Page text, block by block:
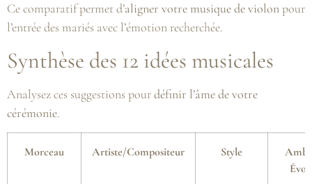
Ce comparatif permet d’aligner votre musique de violonpour
l’entrée des mariés avec l’émotion recherchée.
Synthèse des 12 idées musicales
Analysez ces suggestions pourdéfinir l’âme de votre
cérémonie.
Morceau Artiste/Compositeur Style